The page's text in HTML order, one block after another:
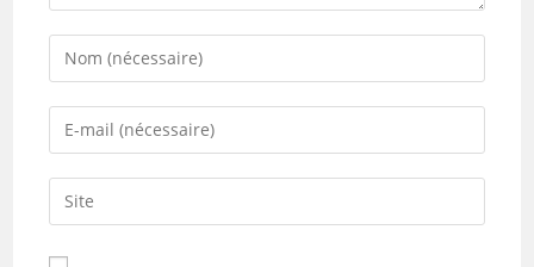
Enter
your
name
comment
Enter
your
email
address
Saisir
l’URL